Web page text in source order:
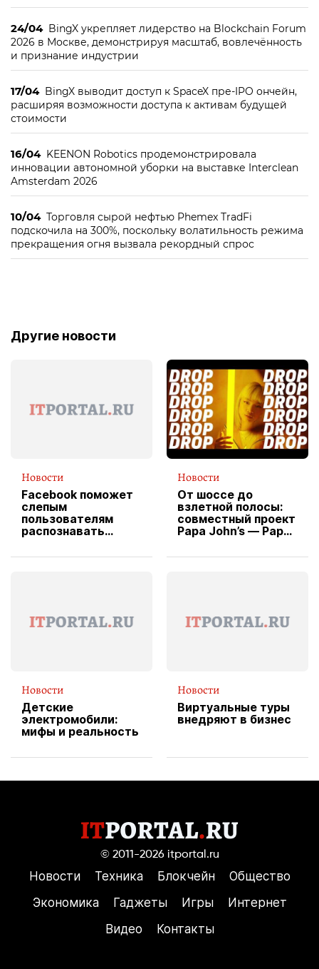
24/04 BingX укрепляет лидерство на Blockchain Forum
2026 в Москве, демонстрируя масштаб, вовлечённость
и признание индустрии
17/04 BingX выводит доступ к SpaceX пре-IPO ончейн,
расширяя возможности доступа к активам будущей
стоимости
16/04 KEENON Robotics продемонстрировала
инновации автономной уборки на выставке Interclean
Amsterdam 2026
10/04 Торговля сырой нефтью Phemex TradFi
подскочила на 300%, поскольку волатильность режима
прекращения огня вызвала рекордный спрос
Другие новости
Новости
Facebook поможет
слепым
пользователям
распознавать
Новости
От шоссе до
взлетной полосы:
совместный проект
Papa John’s — Papa
вводит
Новости
Детские
электромобили:
мифы и реальность
Новости
Виртуальные туры
внедряют в бизнес
© 2011-2026 itportal.ru
Новости Техника Блокчейн
Общество
Экономика
Гаджеты Игры
Интернет
Видео
Контакты